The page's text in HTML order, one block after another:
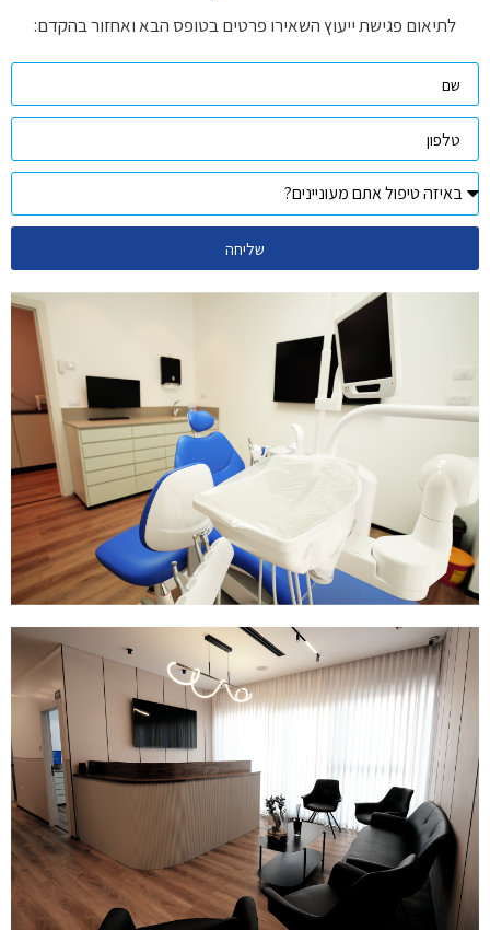
לתיאום פגישת ייעוץ השאירו פרטים בטופס הבא ואחזור בהקדם:
שליחה